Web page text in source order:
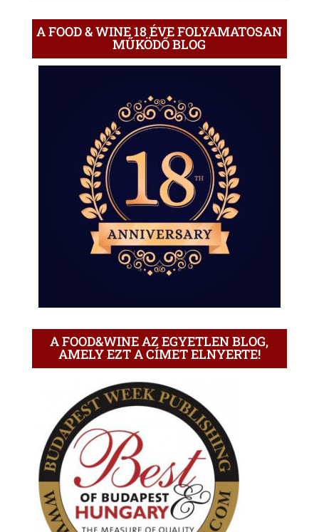
A FOOD & WINE 18 ÉVE FOLYAMATOSAN
MŰKÖDŐ BLOG
A FOOD&WINE AZ EGYETLEN BLOG,
AMELY EZT A CÍMET ELNYERTE!